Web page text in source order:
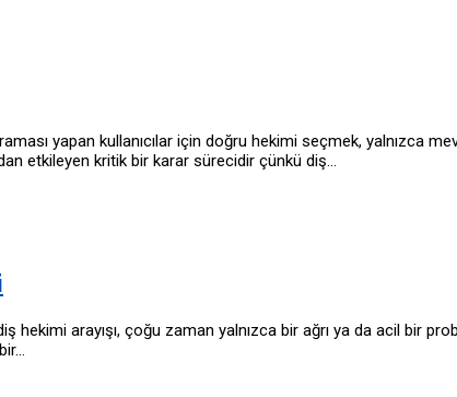
yapan kullanıcılar için doğru hekimi seçmek, yalnızca
etkileyen kritik bir karar sürecidir çünkü diş…
hekimi arayışı, çoğu zaman yalnızca bir ağrı ya da acil bir